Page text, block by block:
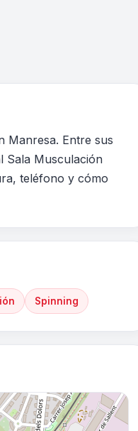
Manresa. Entre sus
Sala Musculación
teléfono y cómo
Spinning